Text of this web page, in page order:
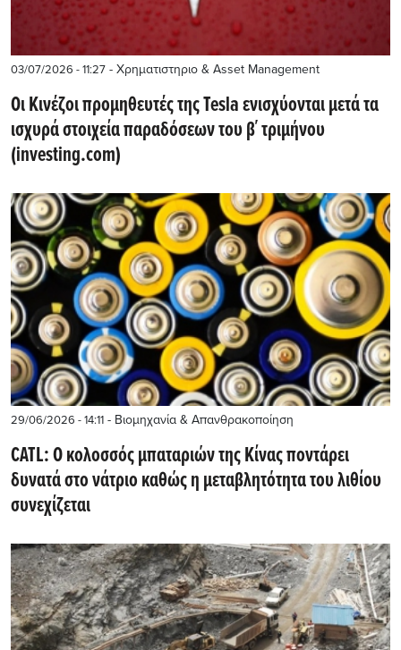
03/07/2026 - 11:27 - Χρηματιστηριο & Asset Management
Οι Κινέζοι προμηθευτές της Tesla ενισχύονται μετά τα
ισχυρά στοιχεία παραδόσεων του β΄ τριμήνου
(investing.com)
29/06/2026 - 14:11 - Βιομηχανία & Απανθρακοποίηση
CATL: Ο κολοσσός μπαταριών της Κίνας ποντάρει
δυνατά στο νάτριο καθώς η μεταβλητότητα του λιθίου
συνεχίζεται